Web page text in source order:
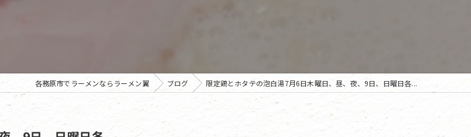
各務原市でラーメンならラーメン翼 ブログ 限定鶏とホタテの泡白湯7月6日木曜日、昼、夜、9日、日曜日各...